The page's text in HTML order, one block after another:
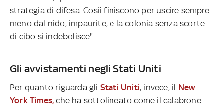
strategia di difesa. Cosiì finiscono per uscire sempre
meno dal nido, impaurite, e la colonia senza scorte
di cibo si indebolisce".
Gli avvistamenti negli Stati Uniti
Per quanto riguarda gli Stati Uniti, invece, il New
York Times, che ha sottolineato come il calabrone